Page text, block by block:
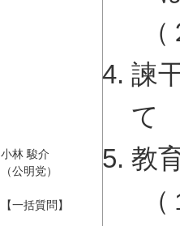
小林 駿介
（公明党）
【一括質問】
諫
て
教